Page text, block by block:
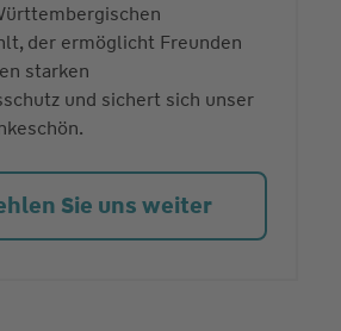
der ermöglicht Freunden
starken
und sichert sich unser
Sie uns weiter